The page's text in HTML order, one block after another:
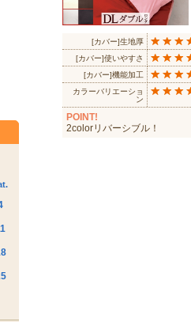
[カバー]生地厚
[カバー]使いやすさ
[カバー]機能加工
カラーバリエーショ
ン
POINT!
2colorリバーシブル！